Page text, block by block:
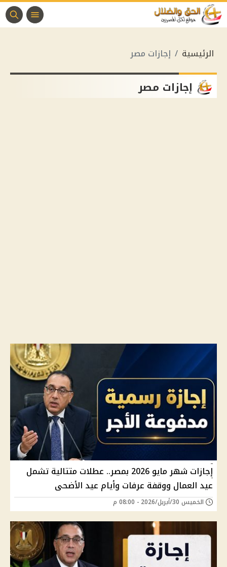
الرئيسية إجازات مصر
إجازات مصر
إجازات شهر مايو 2026 بمصر.. عطلات متتالية تشمل
عيد العمال ووقفة عرفات وأيام عيد الأضحى
الخميس 30/أبريل/2026 - 08:00 م